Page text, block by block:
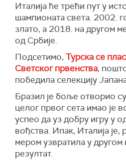
Италија ће трећи пут у
шампионата света. 2002.
злато, а 2018. на другом
од Србије.
Подсетимо, Турска се
Светског првенства,
победила селекцију
Бразил је боље отворио
целог првог сета имао је
успео да уз добру игру у
вођства. Ипак, Италија је,
мером узвратила у другом
резултат.